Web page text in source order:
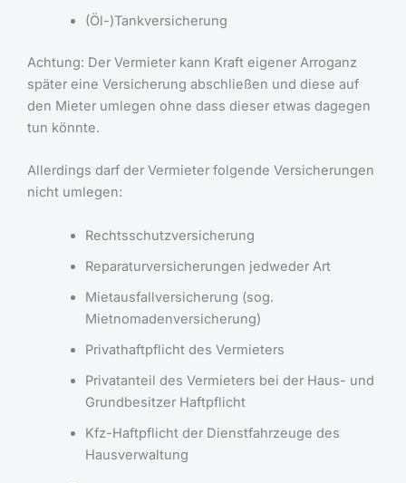
(Öl-)Tankversicherung
Achtung: Der Vermieter kann Kraft eigener Arroganz
später eine Versicherung abschließen und diese auf
den Mieter umlegen ohne dass dieser etwas dagegen
tun könnte.
Allerdings darf der Vermieter folgende Versicherungen
nicht umlegen:
Rechtsschutzversicherung
Reparaturversicherungen jedweder Art
Mietausfallversicherung (sog.
Mietnomadenversicherung)
Privathaftpflicht des Vermieters
Privatanteil des Vermieters bei der Haus- und
Grundbesitzer Haftpflicht
Kfz-Haftpflicht der Dienstfahrzeuge des
Hausverwaltung